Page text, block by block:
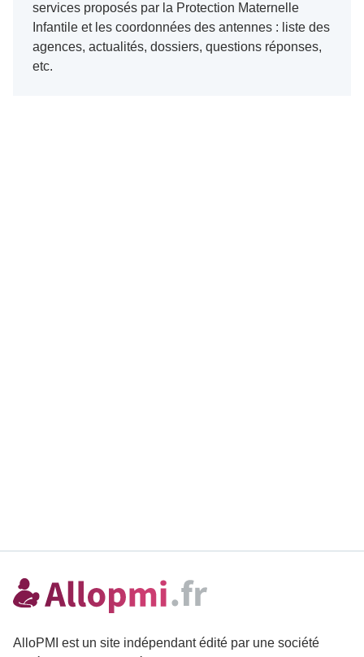
services proposés par la Protection Maternelle
Infantile et les coordonnées des antennes : liste des
agences, actualités, dossiers, questions réponses,
etc.
AlloPMI est un site indépendant édité par une société